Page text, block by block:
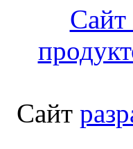
Сайт
Сайт